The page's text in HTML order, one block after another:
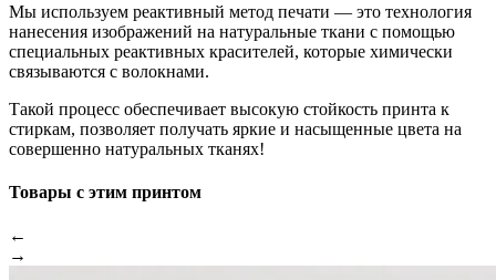
Мы используем реактивный метод печати — это технология
нанесения изображений на натуральные ткани с помощью
специальных реактивных красителей, которые химически
связываются с волокнами.
Такой процесс обеспечивает высокую стойкость принта к
стиркам, позволяет получать яркие и насыщенные цвета на
совершенно натуральных тканях!
Товары с этим принтом
←
→